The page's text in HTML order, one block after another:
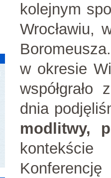
kolejnym
Wrocławiu,
w okresie
dnia
modlitwy,
kontekście